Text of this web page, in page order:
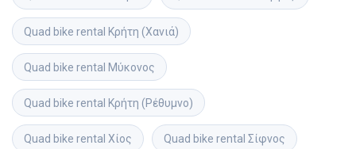
Quad bike rental Κρήτη (Χανιά)
Quad bike rental Μύκονος
Quad bike rental Κρήτη (Ρέθυμνο)
Quad bike rental Χίος Quad bike rental Σίφνος